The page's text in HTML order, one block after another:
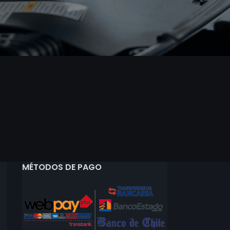
MÉTODOS DE PAGO